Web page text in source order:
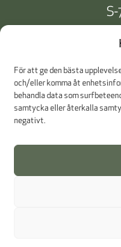
För att ge den bästa
och/eller komma åt
behandla data som
samtycka eller återkalla
negativt.